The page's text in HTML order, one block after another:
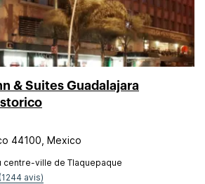
& Suites Guadalajara
44100, Mexico
centre-ville de Tlaquepaque
(1244 avis)